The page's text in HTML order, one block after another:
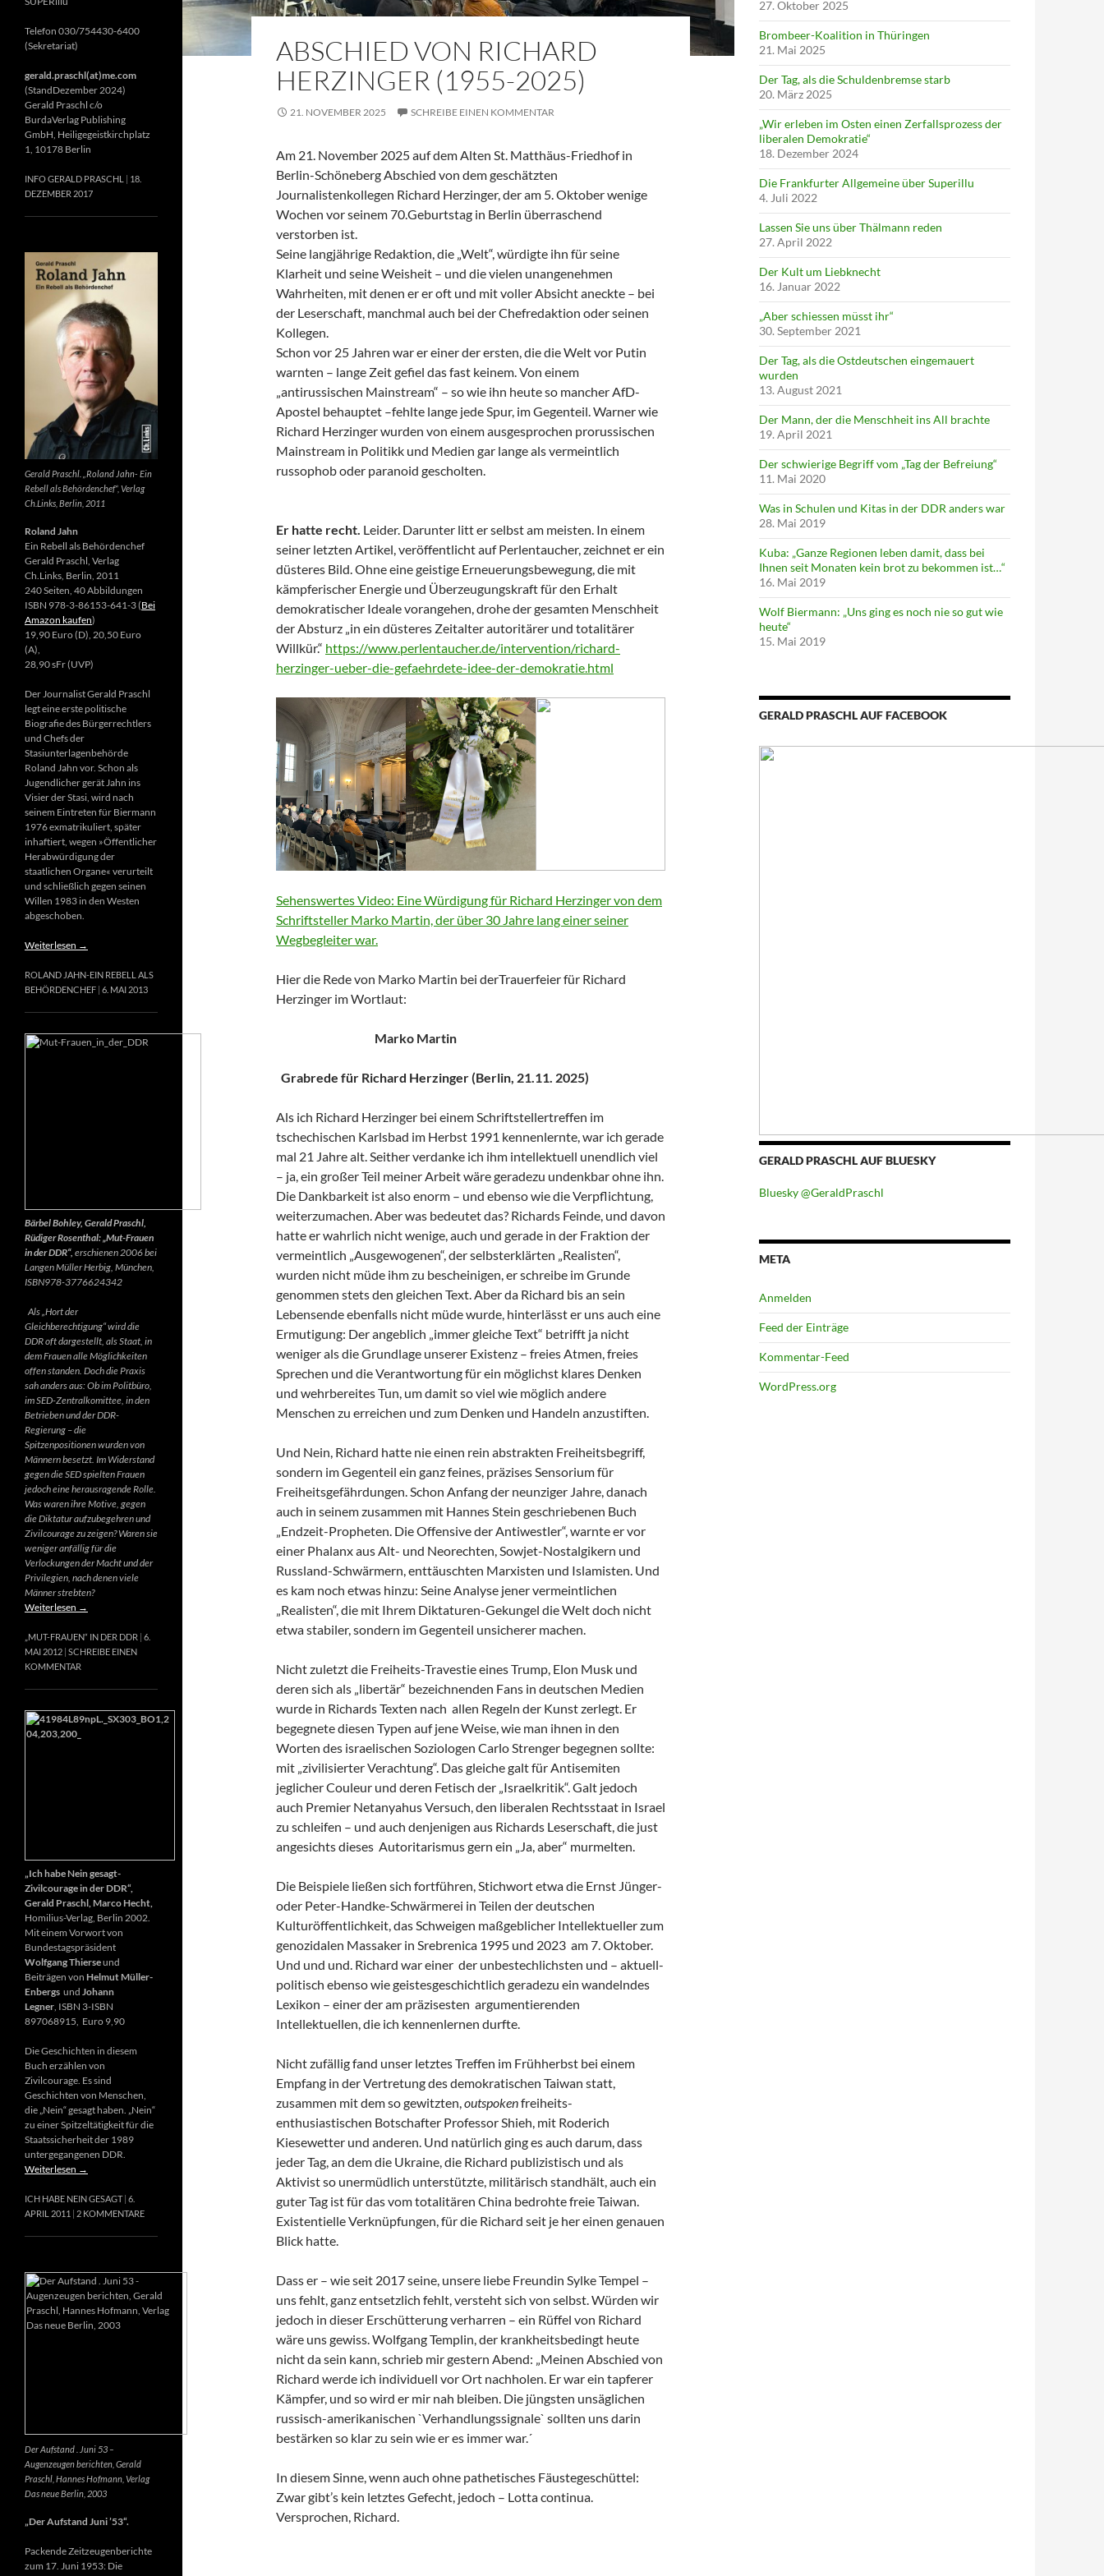
ABSCHIED VON RICHARD
HERZINGER (1955-2025)
21. NOVEMBER 2025 SCHREIBE EINEN KOMMENTAR
Am 21. November 2025 auf dem Alten St. Matthäus-Friedhof in
Berlin-Schöneberg Abschied von dem geschätzten
Journalistenkollegen Richard Herzinger, der am 5. Oktober wenige
Wochen vor seinem 70.Geburtstag in Berlin überraschend
verstorben ist.
Seine langjährige Redaktion, die „Welt“, würdigte ihn für seine
Klarheit und seine Weisheit – und die vielen unangenehmen
Wahrheiten, mit denen er er oft und mit voller Absicht aneckte – bei
der Leserschaft, manchmal auch bei der Chefredaktion oder seinen
Kollegen.
Schon vor 25 Jahren war er einer der ersten, die die Welt vor Putin
warnten – lange Zeit gefiel das fast keinem. Von einem
„antirussischen Mainstream“ – so wie ihn heute so mancher AfD-
Apostel behauptet –fehlte lange jede Spur, im Gegenteil. Warner wie
Richard Herzinger wurden von einem ausgesprochen prorussischen
Mainstream in Politikk und Medien gar lange als vermeintlich
russophob oder paranoid gescholten.
Er hatte recht. Leider. Darunter litt er selbst am meisten. In einem
seiner letzten Artikel, veröffentlicht auf Perlentaucher, zeichnet er ein
düsteres Bild. Ohne eine geistige Erneuerungsbewegung, die mit
kämpferischer Energie und Überzeugungskraft für den Erhalt
demokratischer Ideale vorangehen, drohe der gesamten Menschheit
der Absturz „in ein düsteres Zeitalter autoritärer und totalitärer
Willkür.“ https://www.perlentaucher.de/intervention/richard-
herzinger-ueber-die-gefaehrdete-idee-der-demokratie.html
Sehenswertes Video: Eine Würdigung für Richard Herzinger von dem
Schriftsteller Marko Martin, der über 30 Jahre lang einer seiner
Wegbegleiter war.
Hier die Rede von Marko Martin bei derTrauerfeier für Richard
Herzinger im Wortlaut:
Marko Martin
Grabrede für Richard Herzinger (Berlin, 21.11. 2025)
Als ich Richard Herzinger bei einem Schriftstellertreffen im
tschechischen Karlsbad im Herbst 1991 kennenlernte, war ich gerade
mal 21 Jahre alt. Seither verdanke ich ihm intellektuell unendlich viel
– ja, ein großer Teil meiner Arbeit wäre geradezu undenkbar ohne ihn.
Die Dankbarkeit ist also enorm – und ebenso wie die Verpflichtung,
weiterzumachen. Aber was bedeutet das? Richards Feinde, und davon
hatte er wahrlich nicht wenige, auch und gerade in der Fraktion der
vermeintlich „Ausgewogenen“, der selbsterklärten „Realisten“,
wurden nicht müde ihm zu bescheinigen, er schreibe im Grunde
genommen stets den gleichen Text. Aber da Richard bis an sein
Lebensende ebenfalls nicht müde wurde, hinterlässt er uns auch eine
Ermutigung: Der angeblich „immer gleiche Text“ betrifft ja nicht
weniger als die Grundlage unserer Existenz – freies Atmen, freies
Sprechen und die Verantwortung für ein möglichst klares Denken
und wehrbereites Tun, um damit so viel wie möglich andere
Menschen zu erreichen und zum Denken und Handeln anzustiften.
Und Nein, Richard hatte nie einen rein abstrakten Freiheitsbegriff,
sondern im Gegenteil ein ganz feines, präzises Sensorium für
Freiheitsgefährdungen. Schon Anfang der neunziger Jahre, danach
auch in seinem zusammen mit Hannes Stein geschriebenen Buch
„Endzeit-Propheten. Die Offensive der Antiwestler“, warnte er vor
einer Phalanx aus Alt- und Neorechten, Sowjet-Nostalgikern und
Russland-Schwärmern, enttäuschten Marxisten und Islamisten. Und
es kam noch etwas hinzu: Seine Analyse jener vermeintlichen
„Realisten“, die mit Ihrem Diktaturen-Gekungel die Welt doch nicht
etwa stabiler, sondern im Gegenteil unsicherer machen.
Nicht zuletzt die Freiheits-Travestie eines Trump, Elon Musk und
deren sich als „libertär“ bezeichnenden Fans in deutschen Medien
wurde in Richards Texten nach allen Regeln der Kunst zerlegt. Er
begegnete diesen Typen auf jene Weise, wie man ihnen in den
Worten des israelischen Soziologen Carlo Strenger begegnen sollte:
mit „zivilisierter Verachtung“. Das gleiche galt für Antisemiten
jeglicher Couleur und deren Fetisch der „Israelkritik“. Galt jedoch
auch Premier Netanyahus Versuch, den liberalen Rechtsstaat in Israel
zu schleifen – und auch denjenigen aus Richards Leserschaft, die just
angesichts dieses Autoritarismus gern ein „Ja, aber“ murmelten.
Die Beispiele ließen sich fortführen, Stichwort etwa die Ernst Jünger-
oder Peter-Handke-Schwärmerei in Teilen der deutschen
Kulturöffentlichkeit, das Schweigen maßgeblicher Intellektueller zum
genozidalen Massaker in Srebrenica 1995 und 2023 am 7. Oktober.
Und und und. Richard war einer der unbestechlichsten und – aktuell-
politisch ebenso wie geistesgeschichtlich geradezu ein wandelndes
Lexikon – einer der am präzisesten argumentierenden
Intellektuellen, die ich kennenlernen durfte.
Nicht zufällig fand unser letztes Treffen im Frühherbst bei einem
Empfang in der Vertretung des demokratischen Taiwan statt,
zusammen mit dem so gewitzten, outspokenfreiheits-
enthusiastischen Botschafter Professor Shieh, mit Roderich
Kiesewetter und anderen. Und natürlich ging es auch darum, dass
jeder Tag, an dem die Ukraine, die Richard publizistisch und als
Aktivist so unermüdlich unterstützte, militärisch standhält, auch ein
guter Tag ist für das vom totalitären China bedrohte freie Taiwan.
Existentielle Verknüpfungen, für die Richard seit je her einen genauen
Blick hatte.
Dass er – wie seit 2017 seine, unsere liebe Freundin Sylke Tempel –
uns fehlt, ganz entsetzlich fehlt, versteht sich von selbst. Würden wir
jedoch in dieser Erschütterung verharren – ein Rüffel von Richard
wäre uns gewiss. Wolfgang Templin, der krankheitsbedingt heute
nicht da sein kann, schrieb mir gestern Abend: „Meinen Abschied von
Richard werde ich individuell vor Ort nachholen. Er war ein tapferer
Kämpfer, und so wird er mir nah bleiben. Die jüngsten unsäglichen
russisch-amerikanischen `Verhandlungssignale` sollten uns darin
bestärken so klar zu sein wie er es immer war.´
In diesem Sinne, wenn auch ohne pathetisches Fäustegeschüttel:
Zwar gibt’s kein letztes Gefecht, jedoch – Lotta continua.
Versprochen, Richard.
27. Oktober 2025
Brombeer-Koalition in Thüringen
21. Mai 2025
Der Tag, als die Schuldenbremse starb
20. März 2025
„Wir erleben im Osten einen Zerfallsprozess der
liberalen Demokratie“
18. Dezember 2024
Die Frankfurter Allgemeine über Superillu
4. Juli 2022
Lassen Sie uns über Thälmann reden
27. April 2022
Der Kult um Liebknecht
16. Januar 2022
„Aber schiessen müsst ihr“
30. September 2021
Der Tag, als die Ostdeutschen eingemauert
wurden
13. August 2021
Der Mann, der die Menschheit ins All brachte
19. April 2021
Der schwierige Begriff vom „Tag der Befreiung“
11. Mai 2020
Was in Schulen und Kitas in der DDR anders war
28. Mai 2019
Kuba: „Ganze Regionen leben damit, dass bei
Ihnen seit Monaten kein brot zu bekommen ist…“
16. Mai 2019
Wolf Biermann: „Uns ging es noch nie so gut wie
heute“
15. Mai 2019
GERALD PRASCHL AUF FACEBOOK
GERALD PRASCHL AUF BLUESKY
Bluesky @GeraldPraschl
META
Anmelden
Feed der Einträge
Kommentar-Feed
WordPress.org
Telefon 030/754430-6400
(Sekretariat)
gerald.praschl(at)me.com
(StandDezember 2024)
Gerald Praschl c/o
BurdaVerlag Publishing
GmbH, Heiligegeistkirchplatz
1, 10178 Berlin
INFO GERALD PRASCHL
18.
DEZEMBER 2017
Gerald Praschl. „Roland Jahn- Ein
Rebell als Behördenchef“, Verlag
Ch.Links, Berlin, 2011
Roland Jahn
Ein Rebell als Behördenchef
Gerald Praschl, Verlag
Ch.Links, Berlin, 2011
240 Seiten, 40 Abbildungen
ISBN 978-3-86153-641-3 (Bei
Amazon kaufen)
19,90 Euro (D), 20,50 Euro
(A),
28,90 sFr (UVP)
Der Journalist Gerald Praschl
legt eine erste politische
Biografie des Bürgerrechtlers
und Chefs der
Stasiunterlagenbehörde
Roland Jahn vor. Schon als
Jugendlicher gerät Jahn ins
Visier der Stasi, wird nach
seinem Eintreten für Biermann
1976 exmatrikuliert, später
inhaftiert, wegen »Öffentlicher
Herabwürdigung der
staatlichen Organe« verurteilt
und schließlich gegen seinen
Willen 1983 in den Westen
abgeschoben.
Weiterlesen →
ROLAND JAHN-EIN REBELL ALS
BEHÖRDENCHEF 6. MAI 2013
Bärbel Bohley, Gerald Praschl,
Rüdiger Rosenthal: „Mut-Frauen
in der DDR“, erschienen 2006 bei
Langen Müller Herbig, München,
ISBN978-3776624342
Als „Hort der
Gleichberechtigung“ wird die
DDR oft dargestellt, als Staat, in
dem Frauen alle Möglichkeiten
offen standen. Doch die Praxis
sah anders aus: Ob im Politbüro,
im SED-Zentralkomittee, in den
Betrieben und der DDR-
Regierung – die
Spitzenpositionen wurden von
Männern besetzt. Im Widerstand
gegen die SED spielten Frauen
jedoch eine herausragende Rolle.
Was waren ihre Motive, gegen
die Diktatur aufzubegehren und
Zivilcourage zu zeigen? Waren sie
weniger anfällig für die
Verlockungen der Macht und der
Privilegien, nach denen viele
Männer strebten?
Weiterlesen →
„MUT-FRAUEN“ IN DER DDR 6.
MAI 2012 SCHREIBE EINEN
KOMMENTAR
„Ich habe Nein gesagt-
Zivilcourage in der DDR“,
Gerald Praschl, Marco Hecht,
Homilius-Verlag, Berlin 2002.
Mit einem Vorwort von
Bundestagspräsident
Wolfgang Thierseund
Beiträgen von Helmut Müller-
Enbergs und Johann
Legner , ISBN 3-ISBN
897068915, Euro 9,90
Die Geschichten in diesem
Buch erzählen von
Zivilcourage. Es sind
Geschichten von Menschen,
die „Nein“ gesagt haben. „Nein“
zu einer Spitzeltätigkeit für die
Staatssicherheit der 1989
untergegangenen DDR.
Weiterlesen →
ICH HABE NEIN GESAGT 6.
APRIL 2011
2 KOMMENTARE
Der Aufstand . Juni 53 –
Augenzeugen berichten, Gerald
Praschl, Hannes Hofmann, Verlag
Das neue Berlin, 2003
„Der Aufstand Juni ’53“.
Packende Zeitzeugenberichte
zum 17. Juni 1953: Die